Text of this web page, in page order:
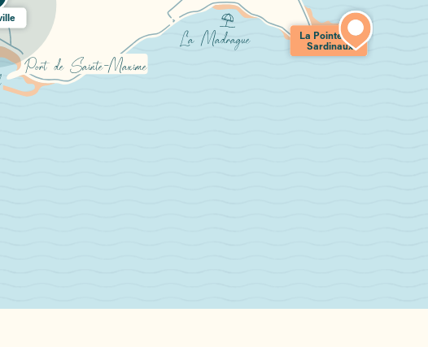
Port de Sainte-Maxime
La Madrague La Pointe des
Sardinaux